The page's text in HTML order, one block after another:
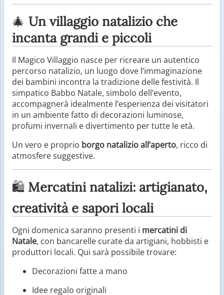
🎄 Un villaggio natalizio che
incanta grandi e piccoli
Il Magico Villaggio nasce per ricreare un autentico
percorso natalizio, un luogo dove l’immaginazione
dei bambini incontra la tradizione delle festività. Il
simpatico Babbo Natale, simbolo dell’evento,
accompagnerà idealmente l’esperienza dei visitatori
in un ambiente fatto di decorazioni luminose,
profumi invernali e divertimento per tutte le età.
Un vero e proprio borgo natalizio all’aperto, ricco di
atmosfere suggestive.
🛍️ Mercatini natalizi: artigianato,
creatività e sapori locali
Ogni domenica saranno presenti i mercatini di
Natale, con bancarelle curate da artigiani, hobbisti e
produttori locali. Qui sarà possibile trovare:
Decorazioni fatte a mano
Idee regalo originali